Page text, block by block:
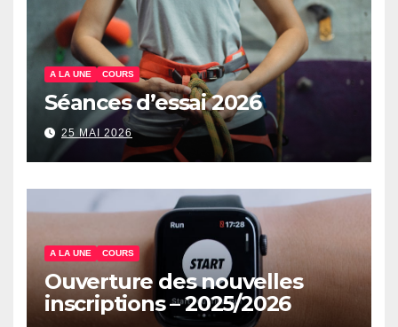
A LA UNE COURS
Séances d’essai 2026
25 MAI 2026
A LA UNE COURS
Ouverture des nouvelles
inscriptions – 2025/2026